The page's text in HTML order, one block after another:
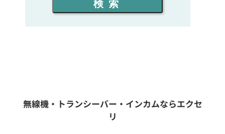
同時通話人数を選ぶ
フリーワード入力(製品名等)
検索
無線機・トランシーバー・インカムならエクセ
リ